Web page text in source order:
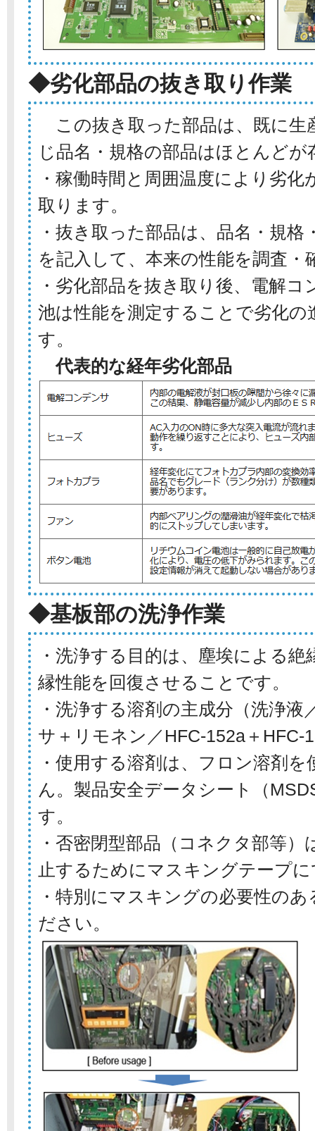
◆劣化部品の抜き取り作業
この抜き取った部品は、既に生
じ品名・規格の部品はほとんどが
・稼働時間と周囲温度により劣
取ります。
・抜き取った部品は、品名・規格
を記入して、本来の性能を調査・
・劣化部品を抜き取り後、電解
池は性能を測定することで劣化の
す。
代表的な経年劣化部品
◆基板部の洗浄作業
・洗浄する目的は、塵埃による
縁性能を回復させることです。
・洗浄する溶剤の主成分（洗浄液
サ＋リモネン／HFC-152a＋HFC-
・使用する溶剤は、フロン溶剤
ん。製品安全データシート（
す。
・否密閉型部品（コネクタ部等）
止するためにマスキングテープ
・特別にマスキングの必要性の
ださい。